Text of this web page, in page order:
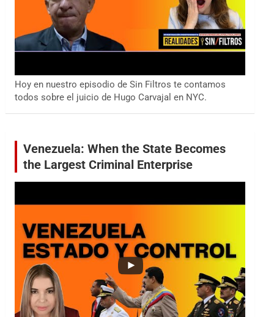
Hoy en nuestro episodio de Sin Filtros te contamos
todos sobre el juicio de Hugo Carvajal en NYC.
Venezuela: When the State Becomes
the Largest Criminal Enterprise